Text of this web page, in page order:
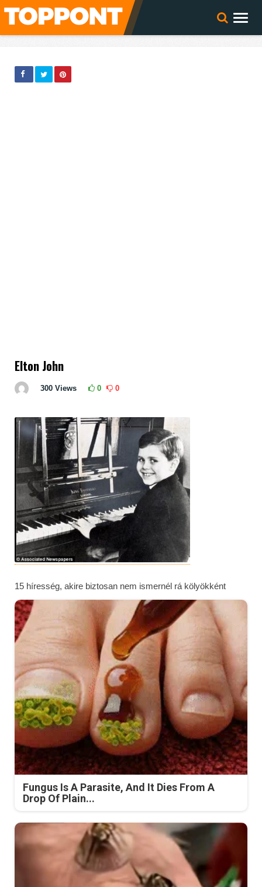
Elton John
300 Views 0 0
15 híresség, akire biztosan nem ismernél rá kölyökként
Fungus Is A Parasite, And It Dies From A
Drop Of Plain...